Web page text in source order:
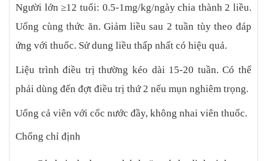
Người lớn ≥12 tuổi: 0.5-1mg/kg/ngày chia thành 2 liều.
Uống cùng thức ăn. Giảm liều sau 2 tuần tùy theo đáp
ứng với thuốc. Sử dung liều thấp nhất có hiệu quả.
Liệu trình điều trị thường kéo dài 15-20 tuần. Có thể
phải dùng đến đợt điều trị thứ 2 nếu mụn nghiêm trọng.
Uống cả viên với cốc nước đầy, không nhai viên thuốc.
Chống chỉ định